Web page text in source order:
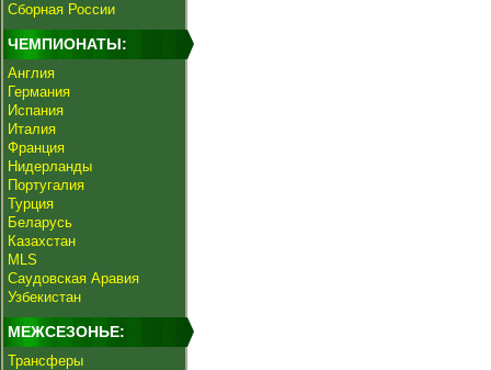
Сборная России
ЧЕМПИОНАТЫ:
Англия
Германия
Испания
Италия
Франция
Нидерланды
Португалия
Турция
Беларусь
Казахстан
MLS
Саудовская Аравия
Узбекистан
МЕЖСЕЗОНЬЕ:
Трансферы